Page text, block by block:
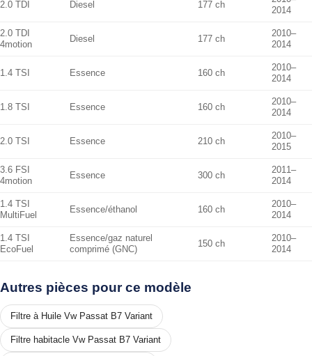
2.0 TDI Diesel 177 ch
2014
2.0 TDI
4motion
Diesel 177 ch
2010–
2014
1.4 TSI Essence 160 ch
2010–
2014
1.8 TSI Essence 160 ch
2010–
2014
2.0 TSI Essence 210 ch
2010–
2015
3.6 FSI
4motion
Essence 300 ch
2011–
2014
1.4 TSI
MultiFuel
Essence/éthanol 160 ch
2010–
2014
1.4 TSI
EcoFuel
Essence/gaz naturel
comprimé (GNC)
150 ch
2010–
2014
Autres pièces pour ce modèle
Filtre à Huile Vw Passat B7 Variant
Filtre habitacle Vw Passat B7 Variant